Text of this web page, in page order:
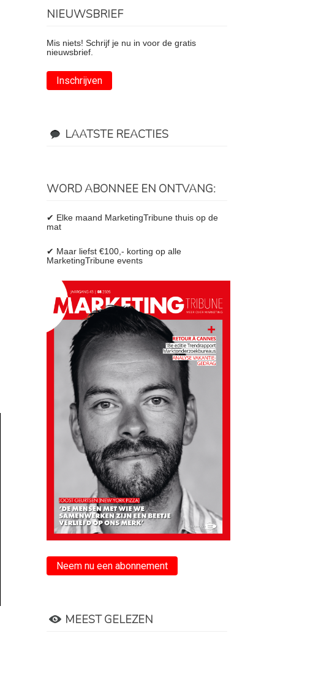
NIEUWSBRIEF
Mis niets! Schrijf je nu in voor de gratis
nieuwsbrief.
Inschrijven
LAATSTE REACTIES
WORD ABONNEE EN ONTVANG:
✔ Elke maand MarketingTribune thuis op de
mat
✔ Maar liefst €100,- korting op alle
MarketingTribune events
Neem nu een abonnement
MEEST GELEZEN